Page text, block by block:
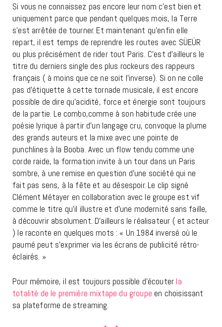
Si vous ne connaissez pas encore leur nom c’est bien et
uniquement parce que pendant quelques mois, la Terre
s’est arrêtée de tourner. Et maintenant qu’enfin elle
repart, il est temps de reprendre les routes avec SÜEÜR
ou plus précisément de rider tout Paris. C’est d’ailleurs le
titre du derniers single des plus rockeurs des rappeurs
français ( à moins que ce ne soit l’inverse). Si on ne colle
pas d’étiquette à cette tornade musicale, il est encore
possible de dire qu’acidité, force et énergie sont toujours
de la partie. Le combo,comme à son habitude crée une
poésie lyrique à partir d’un langage cru, convoque la plume
des grands auteurs et la mixe avec une pointe de
punchlines à la Booba. Avec un flow tendu comme une
corde raide, la formation invite à un tour dans un Paris
sombre, à une remise en question d’une société qui ne
fait pas sens, à la fête et au désespoir. Le clip signé
Clément Métayer en collaboration avec le groupe est vif
comme le titre qu’il illustre et d’une modernité sans faille,
à découvrir absolument. D’ailleurs le réalisateur ( et acteur
) le raconte en quelques mots : « Un 1984 inversé où le
paumé peut s’exprimer via les écrans de publicité rétro-
éclairés. »
Pour mémoire, il est toujours possible d’écouter la
totalité de le première mixtape du groupe en choisissant
sa plateforme de streaming.